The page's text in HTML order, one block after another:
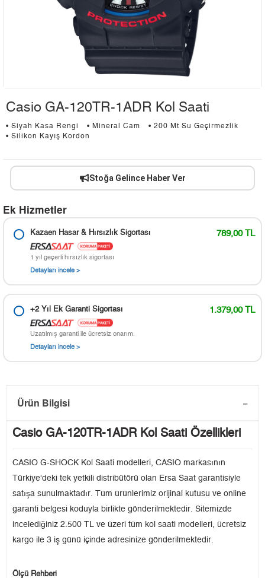
Casio GA-120TR-1ADR Kol Saati
• Siyah Kasa Rengi • Mineral Cam
• 200 Mt Su Geçirmezlik
• Silikon Kayış Kordon
Stoğa Gelince Haber Ver
Ek Hizmetler
Kazaen Hasar & Hırsızlık Sigortası 789,00 TL
1 yıl geçerli hırsızlık sigortası
Detayları incele >
+2 Yıl Ek Garanti Sigortası 1.379,00 TL
Uzatılmış garanti ile ücretsiz onarım.
Detayları incele >
Ürün Bilgisi
Casio GA-120TR-1ADR Kol Saati Özellikleri
CASIO G-SHOCK Kol Saati modelleri, CASIO markasının
Türkiye'deki tek yetkili distribütörü olan Ersa Saat garantisiyle
satışa sunulmaktadır. Tüm ürünlerimiz orijinal kutusu ve online
garanti belgesi koduyla birlikte gönderilmektedir. Sitemizde
incelediğiniz 2.500 TL ve üzeri tüm kol saati modelleri, ücretsiz
kargo ile 3 iş günü içinde adresinize gönderilmektedir.
Ölçü Rehberi